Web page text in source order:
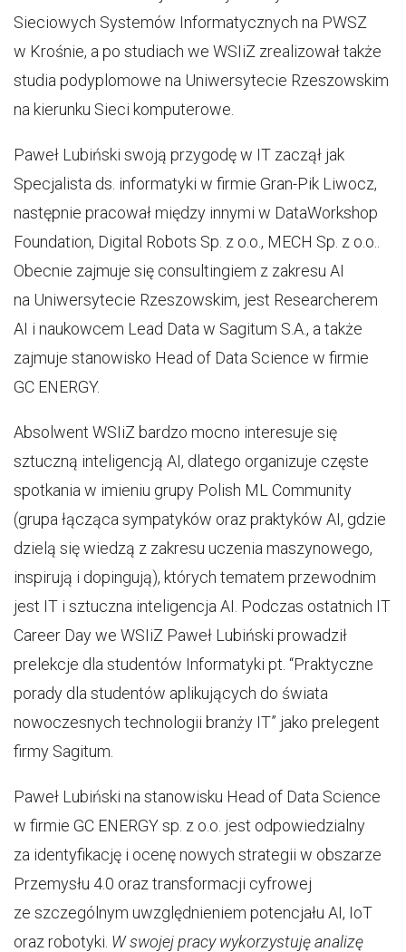
Sieciowych Systemów Informatycznych na PWSZ
w Krośnie, a po studiach we WSIiZ zrealizował także
studia podyplomowe na Uniwersytecie Rzeszowskim
na kierunku Sieci komputerowe.
Paweł Lubiński swoją przygodę w IT zaczął jak
Specjalista ds. informatyki w firmie Gran-Pik Liwocz,
następnie pracował między innymi w DataWorkshop
Foundation, Digital Robots Sp. z o.o., MECH Sp. z o.o..
Obecnie zajmuje się consultingiem z zakresu AI
na Uniwersytecie Rzeszowskim, jest Researcherem
AI i naukowcem Lead Data w Sagitum S.A., a także
zajmuje stanowisko Head of Data Science w firmie
GC ENERGY.
Absolwent WSIiZ bardzo mocno interesuje się
sztuczną inteligencją AI, dlatego organizuje częste
spotkania w imieniu grupy Polish ML Community
(grupa łącząca sympatyków oraz praktyków AI, gdzie
dzielą się wiedzą z zakresu uczenia maszynowego,
inspirują i dopingują), których tematem przewodnim
jest IT i sztuczna inteligencja AI. Podczas ostatnich IT
Career Day we WSIiZ Paweł Lubiński prowadził
prelekcje dla studentów Informatyki pt. “Praktyczne
porady dla studentów aplikujących do świata
nowoczesnych technologii branży IT” jako prelegent
firmy Sagitum.
Paweł Lubiński na stanowisku Head of Data Science
w firmie GC ENERGY sp. z o.o. jest odpowiedzialny
za identyfikację i ocenę nowych strategii w obszarze
Przemysłu 4.0 oraz transformacji cyfrowej
ze szczególnym uwzględnieniem potencjału AI, IoT
oraz robotyki. W swojej pracy wykorzystuję analizę